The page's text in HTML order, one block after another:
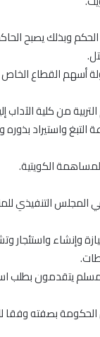
أسهم القطاع
من كلية الآداب
زراعة التبغ واستيراد
المجلس التنفيذي
وإنشاء
يتقدمون بطلب